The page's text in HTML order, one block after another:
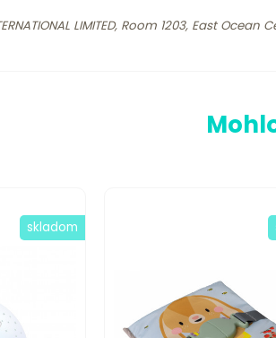
LIMITED, Room 1203, East
skladom